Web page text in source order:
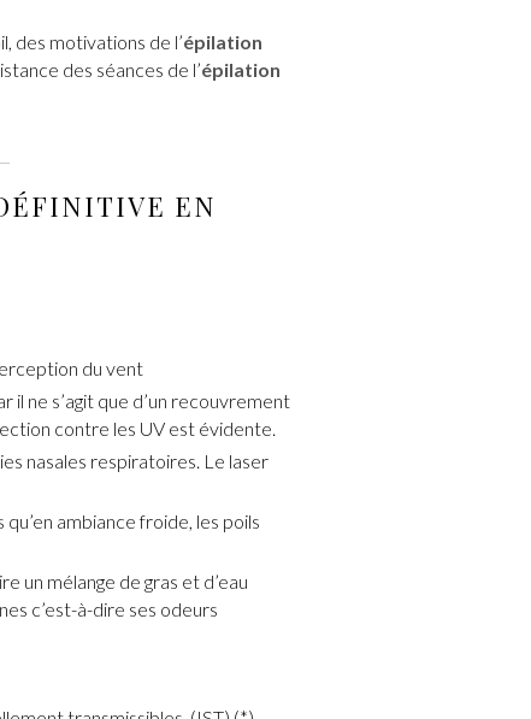
des motivations de l’épilation
des séances de l’épilation
EN
du vent
il ne s’agit que d’un recouvrement
contre les UV est évidente.
nasales respiratoires. Le laser
ambiance froide, les poils
un mélange de gras et d’eau
c’est-à-dire ses odeurs